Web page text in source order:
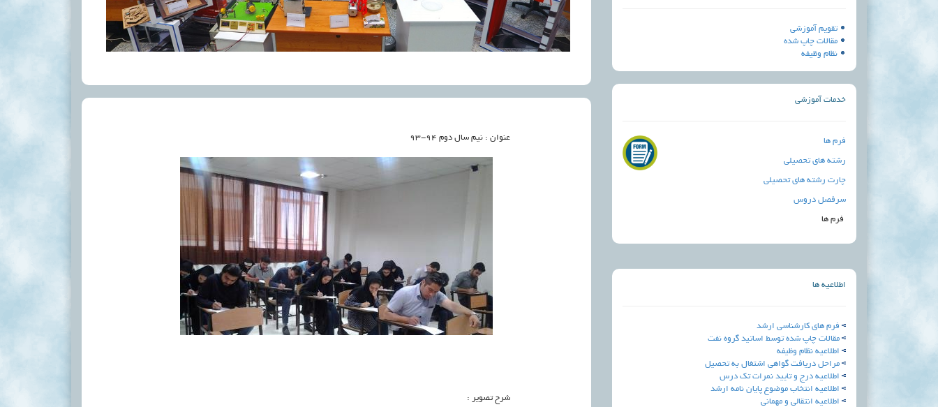
تقویم آموزشی
مقالات چاپ شده
نظام وظیفه
خدمات آموزشی
فرم ها
رشته های تحصیلی
چارت رشته های تحصیلی
سرفصل دروس
فرم ها
اطلاعیه ها
فرم های کارشناسی ارشد
مقالات چاپ شده توسط اساتید گروه نفت
اطلاعیه نظام وظیفه
مراحل دریافت گواهی اشتغال به تحصیل
اطلاعیه درج و تایید نمرات تک درس
اطلاعيه انتخاب موضوع پايان نامه ارشد
اطلاعيه انتقالي و مهماني
عنوان : نیم سال دوم 94-93
شرح تصویر :